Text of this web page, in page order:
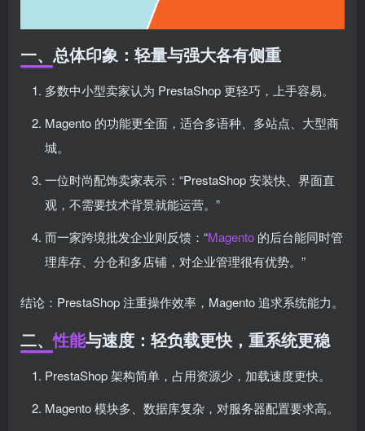
一、总体印象：轻量与强大各有侧重
多数中小型卖家认为 PrestaShop 更轻巧，上手容易。
Magento 的功能更全面，适合多语种、多站点、大型商
城。
一位时尚配饰卖家表示：“PrestaShop 安装快、界面直
观，不需要技术背景就能运营。”
而一家跨境批发企业则反馈：“Magento 的后台能同时管
理库存、分仓和多店铺，对企业管理很有优势。”
结论：PrestaShop 注重操作效率，Magento 追求系统能力。
二、性能与速度：轻负载更快，重系统更稳
PrestaShop 架构简单，占用资源少，加载速度更快。
Magento 模块多、数据库复杂，对服务器配置要求高。